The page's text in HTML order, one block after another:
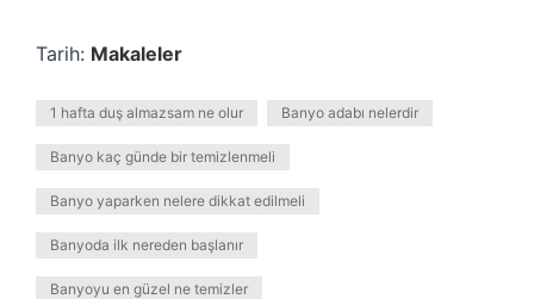
Tarih: Makaleler
1 hafta duş almazsam ne olur Banyo adabı nelerdir
Banyo kaç günde bir temizlenmeli
Banyo yaparken nelere dikkat edilmeli
Banyoda ilk nereden başlanır
Banyoyu en güzel ne temizler